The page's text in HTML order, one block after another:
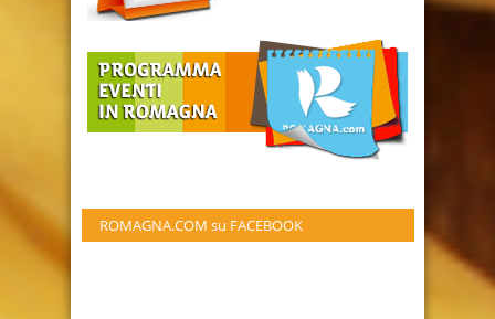
ROMAGNA.COM su FACEBOOK